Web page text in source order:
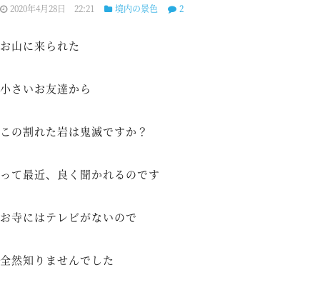
2020年4月28日 22:21 境内の景色 2
お山に来られた
小さいお友達から
この割れた岩は鬼滅ですか？
って最近、良く聞かれるのです
お寺にはテレビがないので
全然知りませんでした